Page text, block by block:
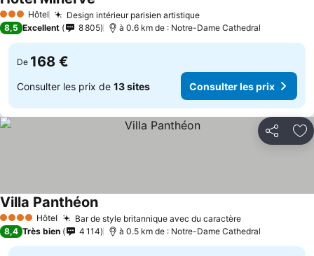
3 ÉtoilesHôtel Design intérieur parisien artistique
8,5 Excellent 8 805 à 0.6 km de : Notre-Dame Cathedral
De 168 €
Consulter les prix de 13 sites Consulter les prix
Partager
4 Étoiles Hôtel Bar de style britannique avec du caractère
Villa Panthéon
8,4 Très bien 4 114 à 0.5 km de : Notre-Dame Cathedral